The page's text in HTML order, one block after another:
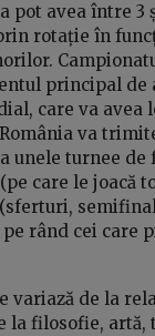
pot avea între 3
rotație în
principal de
care va avea
va
unele turnee de
care le joacă
rând cei care
variază de la
la filosofie, artă,